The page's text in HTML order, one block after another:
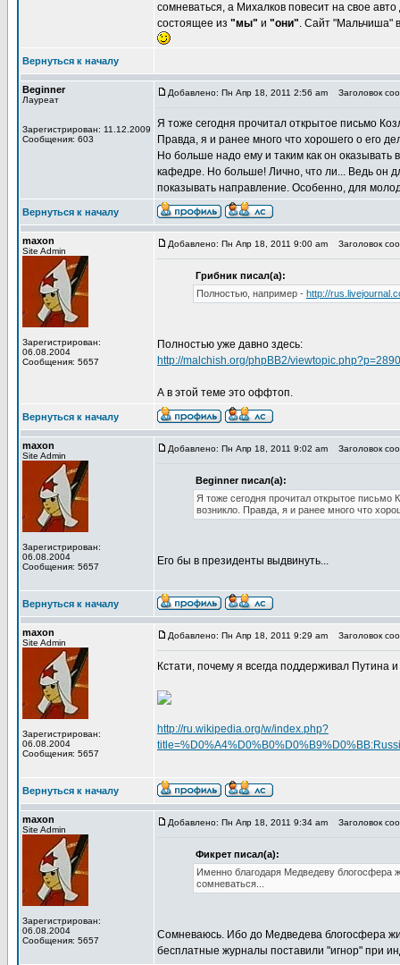
сомневаться, а Михалков повесит на свое
состоящее из "мы" и "они". Сайт "Мальчиша"
Вернуться к началу
Beginner
Лауреат
Зарегистрирован: 11.12.2009
Сообщения: 603
Добавлено: Пн Апр 18, 2011 2:56 am Заголовок
Я тоже сегодня прочитал открытое письмо
Правда, я и ранее много что хорошего о его
Но больше надо ему и таким как он
кафедре. Но больше! Лично, что ли... Ведь он
показывать направление. Особенно, для
Вернуться к началу
maxon
Site Admin
Зарегистрирован:
06.08.2004
Сообщения: 5657
Добавлено: Пн Апр 18, 2011 9:00 am Заголовок
Грибник писал(а):
Полностью, например - http://
Полностью уже давно здесь:
http://malchish.org/phpBB2/
А в этой теме это оффтоп.
Вернуться к началу
maxon
Site Admin
Зарегистрирован:
06.08.2004
Сообщения: 5657
Добавлено: Пн Апр 18, 2011 9:02 am Заголовок
Beginner писал(а):
Я тоже сегодня прочитал открытое письмо
возникло. Правда, я и ранее много что
Его бы в президенты выдвинуть...
Вернуться к началу
maxon
Site Admin
Зарегистрирован:
06.08.2004
Сообщения: 5657
Добавлено: Пн Апр 18, 2011 9:29 am Заголовок
Кстати, почему я всегда поддерживал Путина
http://ru.wikipedia.org/w/index.php?
Вернуться к началу
maxon
Site Admin
Зарегистрирован:
06.08.2004
Сообщения: 5657
Добавлено: Пн Апр 18, 2011 9:34 am Заголовок
Фикрет писал(а):
Именно благодаря Медведеву блогосфера
сомневаться...
Сомневаюсь. Ибо до Медведева блогосфера
бесплатные журналы поставили "игнор" при